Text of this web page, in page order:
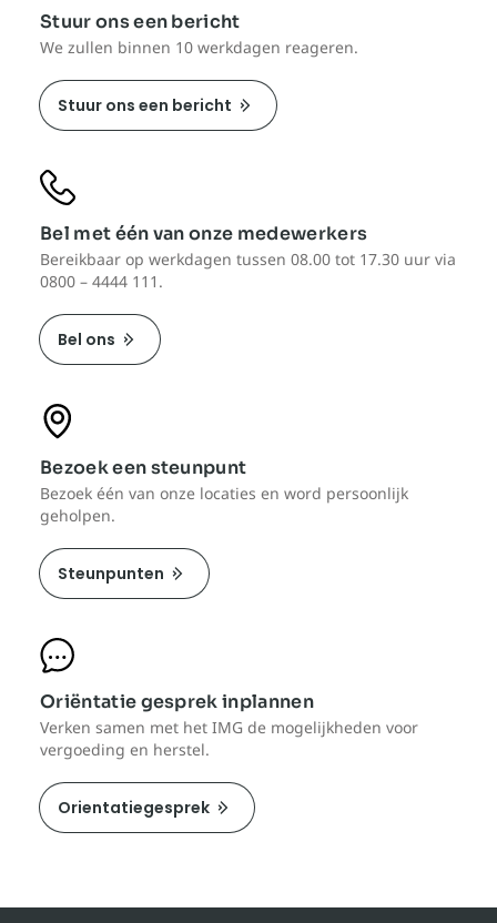
Stuur ons een bericht
We zullen binnen 10 werkdagen reageren.
Stuur ons een bericht
Bel met één van onze medewerkers
Bereikbaar op werkdagen tussen 08.00 tot 17.30 uur via
0800 – 4444 111.
Bel ons
Bezoek een steunpunt
Bezoek één van onze locaties en word persoonlijk
geholpen.
Steunpunten
Oriëntatie gesprek inplannen
Verken samen met het IMG de mogelijkheden voor
vergoeding en herstel.
Orientatiegesprek